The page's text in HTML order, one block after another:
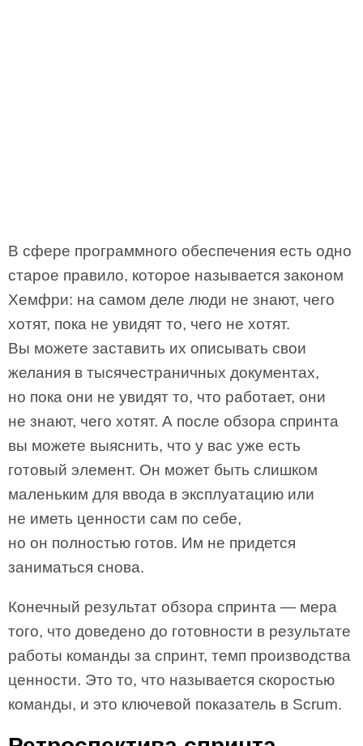
В сфере программного обеспечения есть одно
старое правило, которое называется законом
Хемфри: на самом деле люди не знают, чего
хотят, пока не увидят то, чего не хотят.
Вы можете заставить их описывать свои
желания в тысячестраничных документах,
но пока они не увидят то, что работает, они
не знают, чего хотят. А после обзора спринта
вы можете выяснить, что у вас уже есть
готовый элемент. Он может быть слишком
маленьким для ввода в эксплуатацию или
не иметь ценности сам по себе,
но он полностью готов. Им не придется
заниматься снова.
Конечный результат обзора спринта — мера
того, что доведено до готовности в результате
работы команды за спринт, темп производства
ценности. Это то, что называется скоростью
команды, и это ключевой показатель в Scrum.